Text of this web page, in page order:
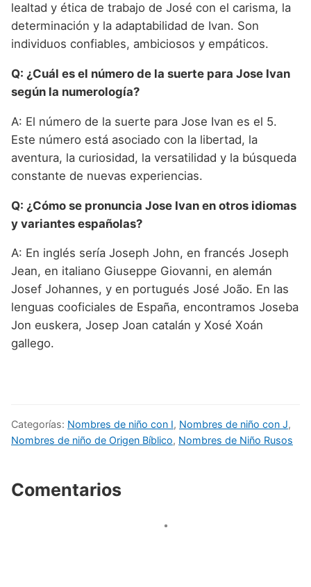
lealtad y ética de trabajo de José con el carisma, la
determinación y la adaptabilidad de Ivan. Son
individuos confiables, ambiciosos y empáticos.
Q: ¿Cuál es el número de la suerte para Jose Ivan
según la numerología?
A: El número de la suerte para Jose Ivan es el 5.
Este número está asociado con la libertad, la
aventura, la curiosidad, la versatilidad y la búsqueda
constante de nuevas experiencias.
Q: ¿Cómo se pronuncia Jose Ivan en otros idiomas
y variantes españolas?
A: En inglés sería Joseph John, en francés Joseph
Jean, en italiano Giuseppe Giovanni, en alemán
Josef Johannes, y en portugués José João. En las
lenguas cooficiales de España, encontramos Joseba
Jon euskera, Josep Joan catalán y Xosé Xoán
gallego.
Categorías: Nombres de niño con I, Nombres de niño con J,
Nombres de niño de Origen Bíblico, Nombres de Niño Rusos
Comentarios